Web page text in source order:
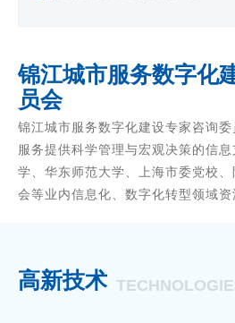
锦江城市服务数字化
员会
锦江城市服务数字化建设专家咨询
服务提供科学管理与宏观决策的信
学、华东师范大学、上海市委党校
会等业内信息化、数字化转型领域资
高新技术